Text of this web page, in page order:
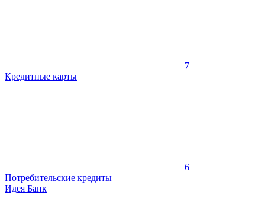
7
Кредитные карты
6
Потребительские кредиты
Идея Банк